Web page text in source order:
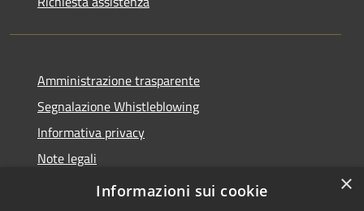
Amministrazione trasparente
Segnalazione Whistleblowing
Informativa privacy
Note legali
Dichiarazione di accessibilità
×
Informazioni sui cookie